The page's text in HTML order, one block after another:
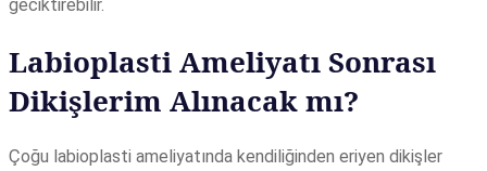
geciktirebilir.
Labioplasti Ameliyatı Sonrası
Dikişlerim Alınacak mı?
Çoğu labioplasti ameliyatında kendiliğinden eriyen dikişler